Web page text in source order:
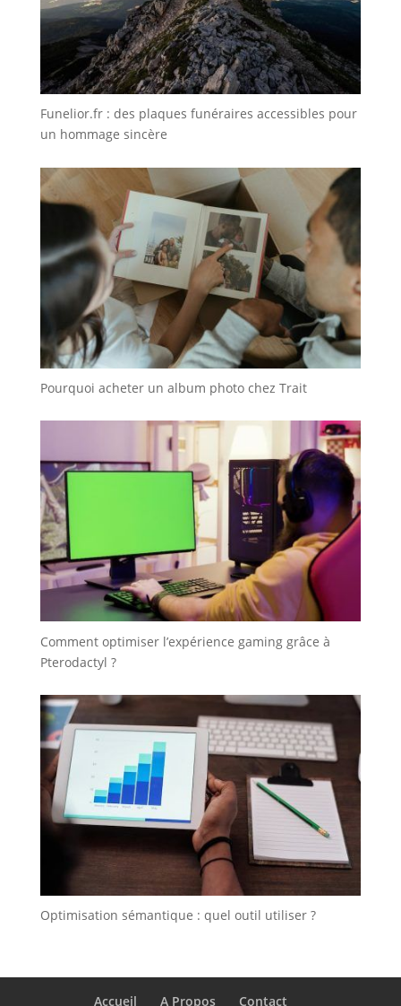
Funelior.fr : des plaques funéraires accessibles pour
un hommage sincère
Pourquoi acheter un album photo chez Trait
Comment optimiser l’expérience gaming grâce à
Pterodactyl ?
Optimisation sémantique : quel outil utiliser ?
Accueil A Propos Contact